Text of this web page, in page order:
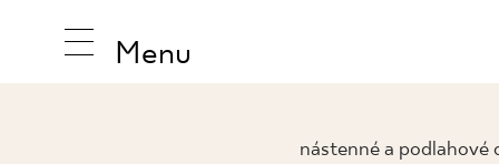
Menu
nástenné a podlahové